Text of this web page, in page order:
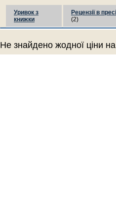
Уривок з
книжки
Рецензії в пресі
(2)
Не знайдено жодної ціни